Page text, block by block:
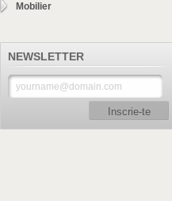
Mobilier
NEWSLETTER
Inscrie-te